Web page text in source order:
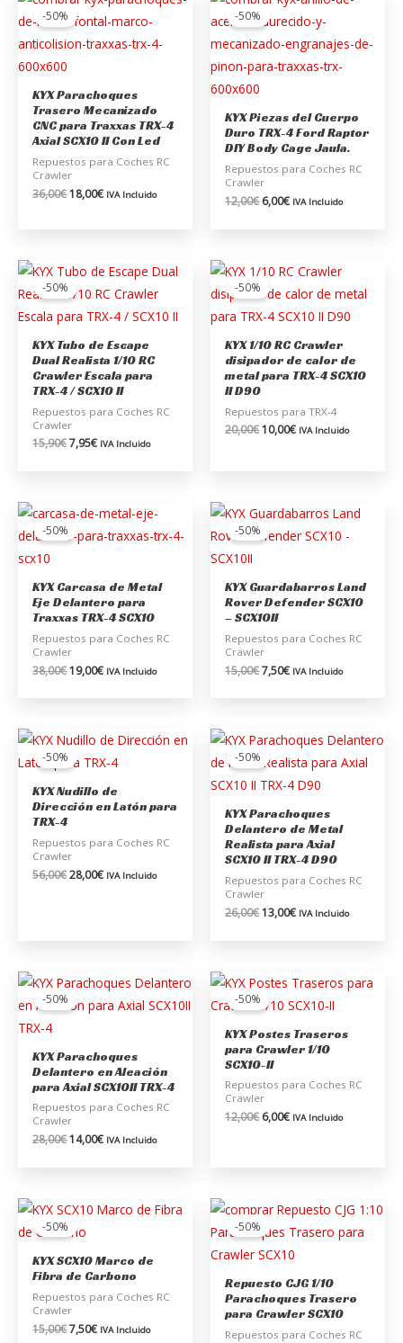
-50%
KYX Parachoques
Trasero Mecanizado
CNC para Traxxas TRX-4
Axial SCX10 II Con Led
Repuestos para Coches RC
Crawler
36,00€
precio
original
era:
36,00€.
18,00€
precio
actual
18,00€.
IVA Incluido
-50%
KYX Piezas del Cuerpo
Duro TRX-4 Ford Raptor
DIY Body Cage Jaula.
Repuestos para Coches RC
Crawler
12,00€
precio
original
era:
12,00€.
6,00€
precio
actual
6,00€.
IVA Incluido
-50%
KYX Tubo de Escape
Dual Realista 1/10 RC
Crawler Escala para
TRX-4 / SCX10 II
Repuestos para Coches RC
Crawler
15,90€
El
precio
original
era:
15,90€.
7,95€
El
precio
actual
es:
7,95€.
IVA Incluido
-50%
KYX 1/10 RC Crawler
disipador de calor de
metal para TRX-4 SCX10
II D90
Repuestos para TRX-4
20,00€
El
precio
original
era:
20,00€.
10,00€
El
precio
actual
es:
10,00€.
IVA Incluido
-50%
KYX Carcasa de Metal
Eje Delantero para
Traxxas TRX-4 SCX10
Repuestos para Coches RC
Crawler
38,00€
El
precio
original
19,00€
El
precio
actual
IVA Incluido
-50%
KYX Guardabarros Land
Rover Defender SCX10
– SCX10II
Repuestos para Coches RC
Crawler
15,00€
El
precio
original
7,50€
El
precio
actual
IVA Incluido
-50%
KYX Nudillo de
Dirección en Latón para
TRX-4
Repuestos para Coches RC
Crawler
56,00€
El
precio
original
56,00€.
28,00€
El
precio
actual
28,00€.
IVA Incluido
-50%
KYX Parachoques
Delantero de Metal
Realista para Axial
SCX10 II TRX-4 D90
Repuestos para Coches RC
Crawler
26,00€
El
precio
original
era:
26,00€.
13,00€
El
precio
actual
es:
13,00€.
IVA Incluido
-50%
KYX Parachoques
Delantero en Aleación
para Axial SCX10II TRX-4
Repuestos para Coches RC
Crawler
28,00€
El
precio
original
14,00€
El
precio
actual
IVA Incluido
-50%
KYX Postes Traseros
para Crawler 1/10
SCX10-II
Repuestos para Coches RC
Crawler
12,00€
El
precio
original
12,00€.
6,00€
El
precio
actual
6,00€.
IVA Incluido
-50%
KYX SCX10 Marco de
Fibra de Carbono
Repuestos para Coches RC
Crawler
15,00€
El
precio
original
15,00€.
7,50€
El
precio
7,50€.
IVA Incluido
-50%
Repuesto CJG 1/10
Parachoques Trasero
para Crawler SCX10
Repuestos para Coches RC
El
precio
original
era:
33,00€.
El
precio
actual